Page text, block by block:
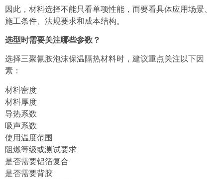
因此，材料选择不能只看单项性能，而要看具体应用场景、
施工条件、法规要求和成本结构。
选型时需要关注哪些参数？
选择三聚氰胺泡沫保温隔热材料时，建议重点关注以下因
素：
材料密度
材料厚度
导热系数
吸声系数
使用温度范围
阻燃等级或测试要求
是否需要铝箔复合
是否需要背胶